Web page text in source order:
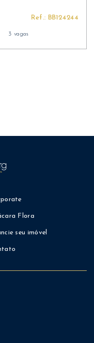
Ref.: BB124244
3 vagas
Flora
seu imóvel